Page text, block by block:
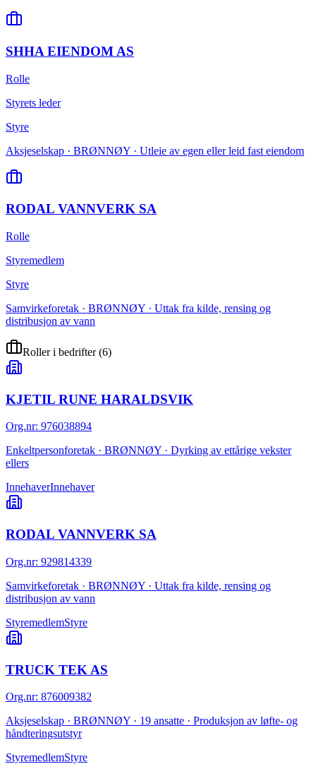
SHHA EIENDOM AS
Rolle
Styrets leder
Styre
Aksjeselskap · BRØNNØY · Utleie av egen eller leid fast eiendom
RODAL VANNVERK SA
Rolle
Styremedlem
Styre
Samvirkeforetak · BRØNNØY · Uttak fra kilde, rensing og
distribusjon av vann
Roller i bedrifter(6)
KJETIL RUNE HARALDSVIK
Org.nr: 976038894
Enkeltpersonforetak · BRØNNØY · Dyrking av ettårige vekster
ellers
InnehaverInnehaver
RODAL VANNVERK SA
Org.nr: 929814339
Samvirkeforetak · BRØNNØY · Uttak fra kilde, rensing og
distribusjon av vann
StyremedlemStyre
TRUCK TEK AS
Org.nr: 876009382
Aksjeselskap · BRØNNØY · 19 ansatte · Produksjon av løfte- og
håndteringsutstyr
StyremedlemStyre